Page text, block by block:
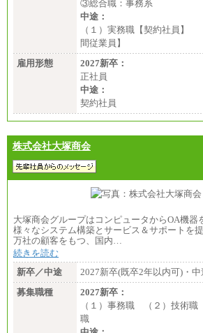
③総合職：事務系
中途：
（１）実務職【契約社員】
間従業員】
雇用形態
2027新卒：
正社員
中途：
契約社員
株式会社大塚商会
大塚商会グループはコンピュータからOA機器
様々なシステム構築とサービス＆サポートを
万社の顧客をもつ、国内…
続きを読む
新卒／中途
2027新卒(既卒2年以内可)・中
募集職種
2027新卒：
（１）事務職 （２）技術
職